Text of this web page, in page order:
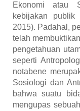
Ekonomi atau
kebijakan publik
2015). Padahal,
telah
pengetahuan
seperti
notabene
Sosiologi dan
bahwa suatu
mengupas